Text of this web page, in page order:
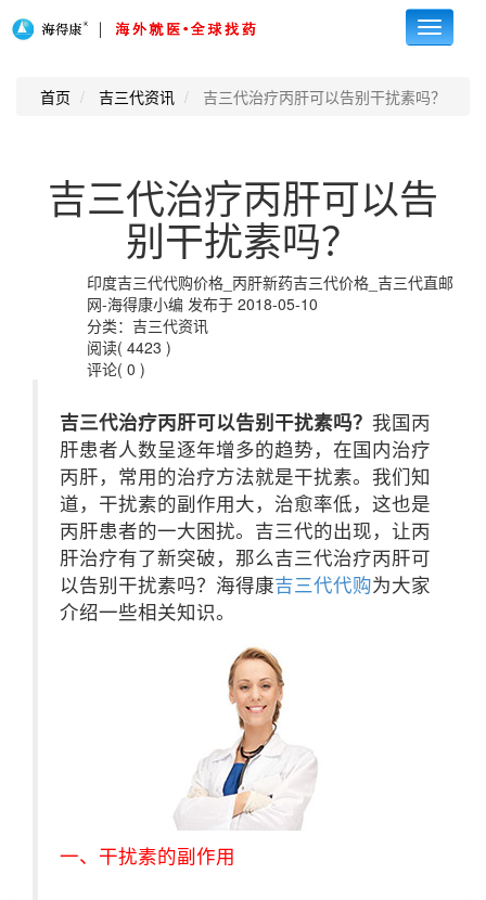
Toggle
首页 吉三代资讯 吉三代治疗丙肝可以告别干扰素吗？
吉三代治疗丙肝可以告
别干扰素吗？
印度吉三代代购价格_丙肝新药吉三代价格_吉三代直邮
网-海得康小编 发布于 2018-05-10
分类：吉三代资讯
阅读( 4423 )
评论( 0 )
吉三代治疗丙肝可以告别干扰素吗？ 我国丙
肝患者人数呈逐年增多的趋势，在国内治疗
丙肝，常用的治疗方法就是干扰素。我们知
道，干扰素的副作用大，治愈率低，这也是
丙肝患者的一大困扰。吉三代的出现，让丙
肝治疗有了新突破，那么吉三代治疗丙肝可
以告别干扰素吗？海得康吉三代代购为大家
介绍一些相关知识。
一、干扰素的副作用